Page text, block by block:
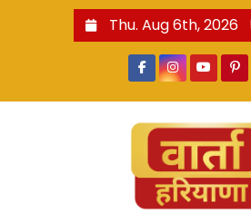
Thu. Aug 6th, 2026